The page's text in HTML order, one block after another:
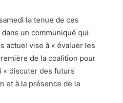
la tenue de ces
un communiqué qui
actuel vise à « évaluer les
de la coalition pour
« discuter des futurs
et à la présence de la